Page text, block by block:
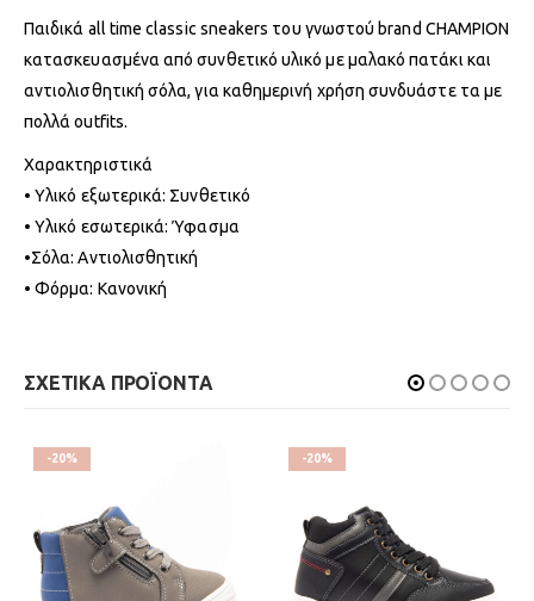
Παιδικά all time classic sneakers του γνωστού brand CHAMPION
κατασκευασμένα από συνθετικό υλικό με μαλακό πατάκι και
αντιολισθητική σόλα, για καθημερινή χρήση συνδυάστε τα με
πολλά outfits.
Χαρακτηριστικά
• Υλικό εξωτερικά: Συνθετικό
• Υλικό εσωτερικά: Ύφασμα
•Σόλα: Αντιολισθητική
• Φόρμα: Κανονική
ΣΧΕΤΙΚΑ ΠΡΟΪΟΝΤΑ
-20% -20%